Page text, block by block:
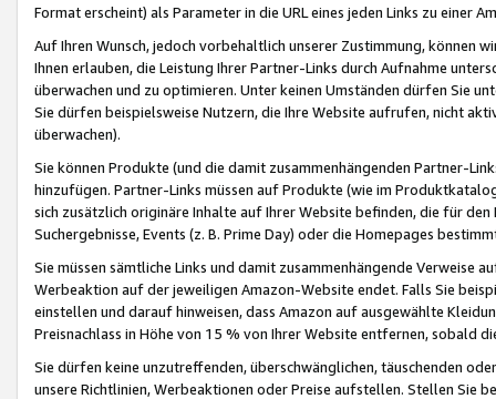
Format erscheint) als Parameter in die URL eines jeden Links zu einer
Auf Ihren Wunsch, jedoch vorbehaltlich unserer Zustimmung, können
Ihnen erlauben, die Leistung Ihrer Partner-Links durch Aufnahme
überwachen und zu optimieren. Unter keinen Umständen dürfen Sie
Sie dürfen beispielsweise Nutzern, die Ihre Website aufrufen, nicht
überwachen).
Sie können Produkte (und die damit zusammenhängenden Partner-
hinzufügen. Partner-Links müssen auf Produkte (wie im
sich zusätzlich originäre Inhalte auf Ihrer Website befinden, die für
Suchergebnisse, Events (z. B. Prime Day) oder die Homepages
Sie müssen sämtliche Links und damit zusammenhängende
Werbeaktion auf der jeweiligen Amazon-Website endet. Falls Sie
einstellen und darauf hinweisen, dass Amazon auf ausgewählte
Preisnachlass in Höhe von 15 % von Ihrer Website entfernen, sobald
Sie dürfen keine unzutreffenden, überschwänglichen, täuschenden
unsere Richtlinien, Werbeaktionen oder Preise aufstellen. Stellen Sie